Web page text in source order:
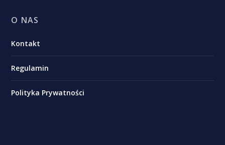
O NAS
Kontakt
Regulamin
Polityka Prywatności